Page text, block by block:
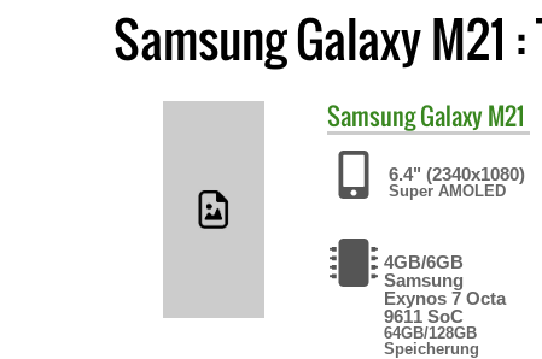
Samsung Galaxy M21
SamsungGalaxy M21
6.4" (2340x1080)
Super AMOLED
4GB/6GB
Samsung
Exynos 7 Octa
9611 SoC
64GB/128GB
Speicherung